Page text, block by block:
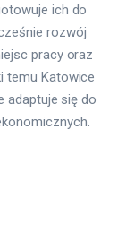
ich do
rozwój
pracy oraz
temu Katowice
adaptuje się do